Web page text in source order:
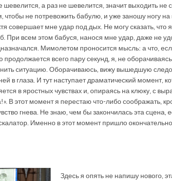
а раз не шевелится, значит выходить не
не потревожить бабулю, и уже заношу ногу на
совершает мне удар под дых. Не могу сказать, что я
При всем этом бабуся, нанося мне удар, даже не
Мимолетом проносится мысль: а что,
всего пару секунд, я, не
ситуацию. Оборачиваюсь, вижу вышедшую
в глаза. И тут наступает драматический момент,
в яростных чувствах и, опираясь на клюку, с
В этот момент я перестаю что-либо соображать,
гнева. Не знаю, чем бы закончилась эта сцена,
Именно в этот момент пришло
Здесь я опять не напишу нового,